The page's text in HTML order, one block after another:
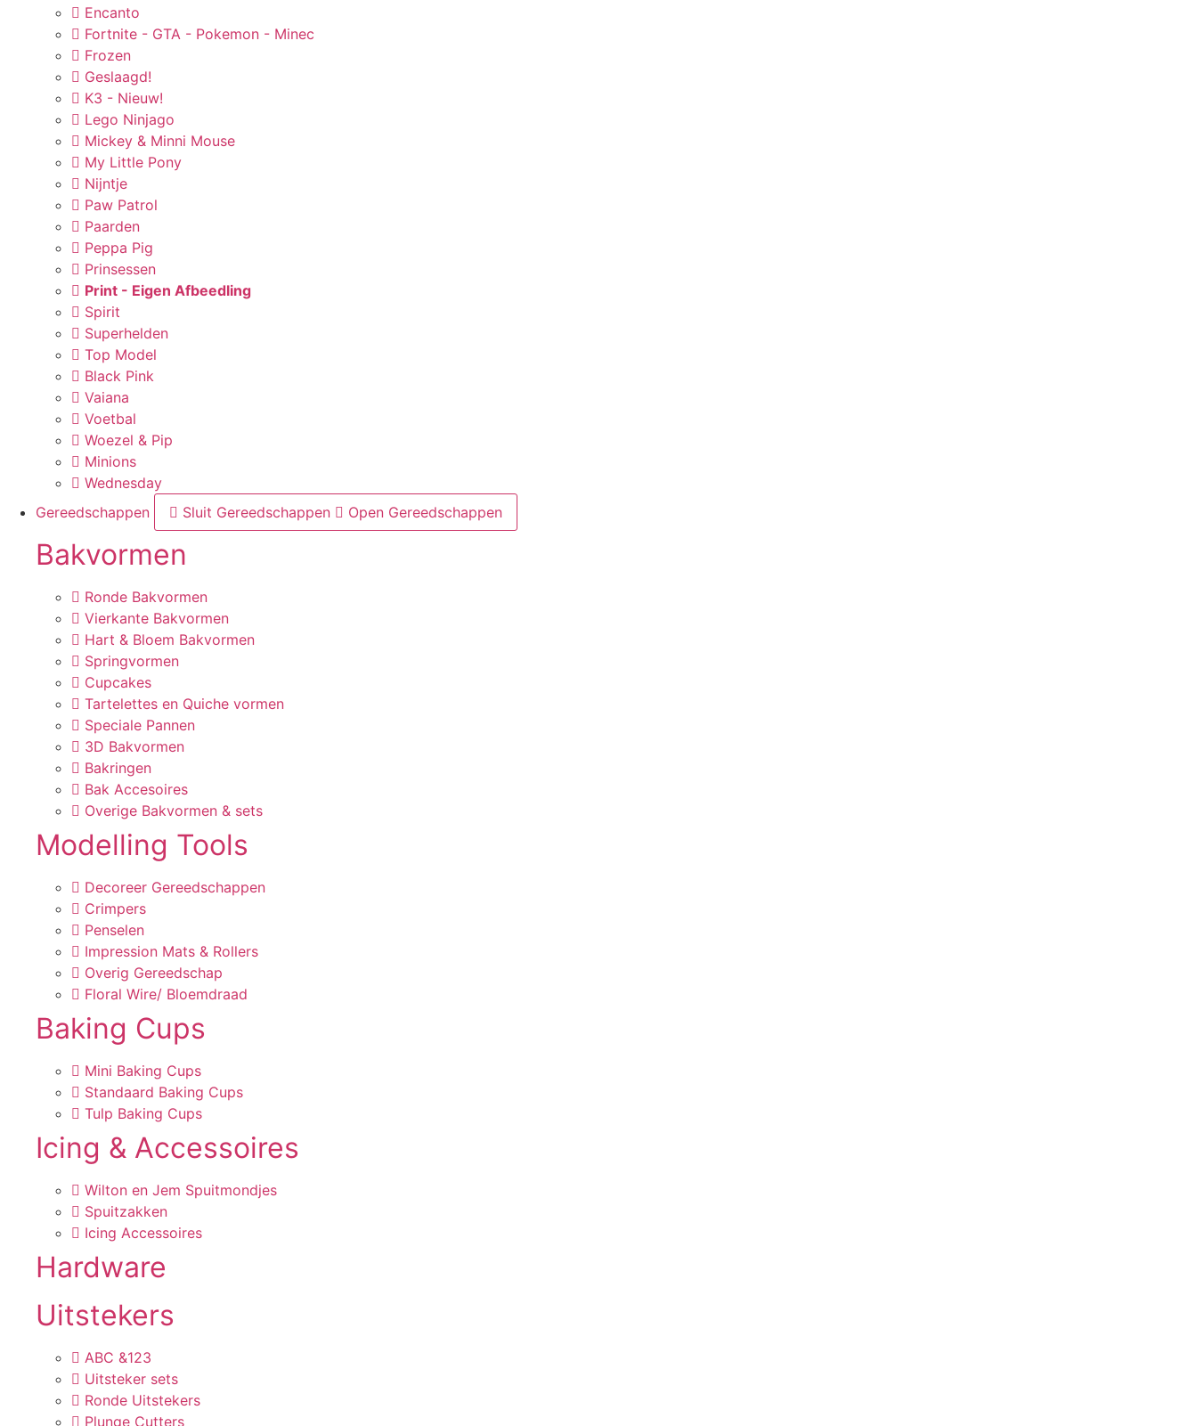
Encanto
Fortnite - GTA - Pokemon - Minec
Frozen
Geslaagd!
K3 - Nieuw!
Lego Ninjago
Mickey & Minni Mouse
My Little Pony
Nijntje
Paw Patrol
Paarden
Peppa Pig
Prinsessen
Print - Eigen Afbeedling
Spirit
Superhelden
Top Model
Black Pink
Vaiana
Voetbal
Woezel & Pip
Minions
Wednesday
Gereedschappen
Sluit Gereedschappen Open Gereedschappen
Bakvormen
Ronde Bakvormen
Vierkante Bakvormen
Hart & Bloem Bakvormen
Springvormen
Cupcakes
Tartelettes en Quiche vormen
Speciale Pannen
3D Bakvormen
Bakringen
Bak Accesoires
Overige Bakvormen & sets
Modelling Tools
Decoreer Gereedschappen
Crimpers
Penselen
Impression Mats & Rollers
Overig Gereedschap
Floral Wire/ Bloemdraad
Baking Cups
Mini Baking Cups
Standaard Baking Cups
Tulp Baking Cups
Icing & Accessoires
Wilton en Jem Spuitmondjes
Spuitzakken
Icing Accessoires
Hardware
Uitstekers
ABC &123
Uitsteker sets
Ronde Uitstekers
Plunge Cutters